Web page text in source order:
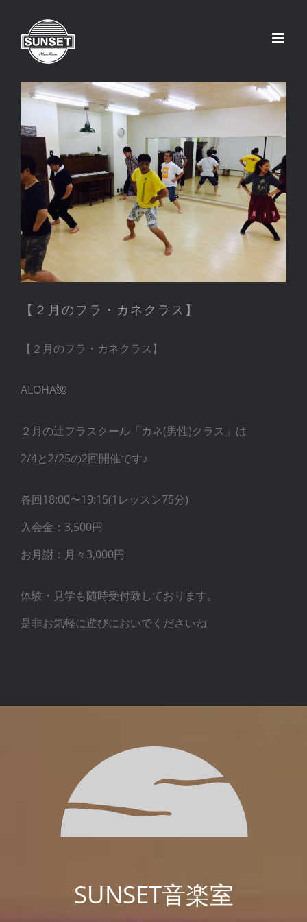
【２月のフラ・カネクラス】
【２月のフラ・カネクラス】
【２月のフラ・カネクラス】
ALOHA🌺
２月の辻フラスクール「カネ(男性)クラス」は
2/4と2/25の2回開催です♪
各回18:00〜19:15(1レッスン75分)
入会金：3,500円
お月謝：月々3,000円
体験・見学も随時受付致しております。
是非お気軽に遊びにおいでくださいね
SUNSET音楽室